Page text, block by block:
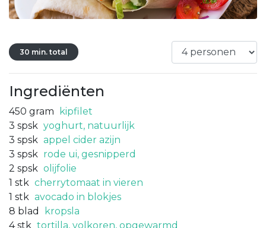
30 min. total
Ingrediënten
450 gram
kipfilet
3 spsk yoghurt, natuurlijk
3 spsk appel cider azijn
3 spsk rode ui, gesnipperd
2 spsk olijfolie
1 stk cherrytomaat in vieren
1 stk avocado in blokjes
8 blad
kropsla
4 stk tortilla, volkoren, opgewarmd